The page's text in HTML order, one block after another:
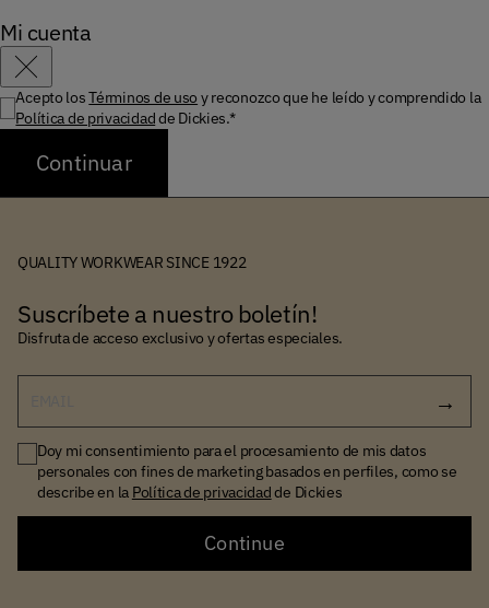
Mi cuenta
Cerrar
Acepto losTérminos de uso y reconozco que he leído y comprendido la
Política de privacidadde Dickies.*
Continuar
QUALITY WORKWEAR SINCE 1922
Suscríbete a nuestro boletín!
Disfruta de acceso exclusivo y ofertas especiales.
Doy mi consentimiento para el procesamiento de mis datos
personales con fines de marketing basados en perfiles, como se
describe en la Política de privacidadde Dickies
Continue